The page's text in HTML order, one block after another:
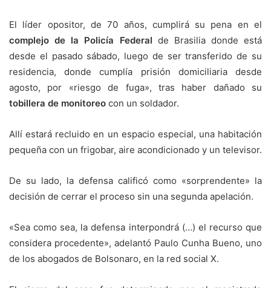
El líder opositor, de 70 años, cumplirá su pena en el
complejo de la Policía Federal de Brasilia donde está
desde el pasado sábado, luego de ser transferido de su
residencia, donde cumplía prisión domiciliaria desde
agosto, por «riesgo de fuga», tras haber dañado su
tobillera de monitoreo con un soldador.
Allí estará recluido en un espacio especial, una habitación
pequeña con un frigobar, aire acondicionado y un televisor.
De su lado, la defensa calificó como «sorprendente» la
decisión de cerrar el proceso sin una segunda apelación.
«Sea como sea, la defensa interpondrá (…) el recurso que
considera procedente», adelantó Paulo Cunha Bueno, uno
de los abogados de Bolsonaro, en la red social X.